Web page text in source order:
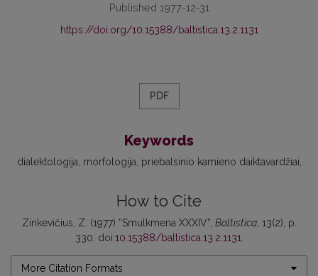
Published 1977-12-31
https://doi.org/10.15388/baltistica.13.2.1131
PDF
Keywords
dialektologija morfologija priebalsinio kamieno daiktavardžiai
How to Cite
Zinkevičius, Z. (1977) “Smulkmena XXXIV”, Baltistica, 13(2), p.
330. doi:10.15388/baltistica.13.2.1131
More Citation Formats